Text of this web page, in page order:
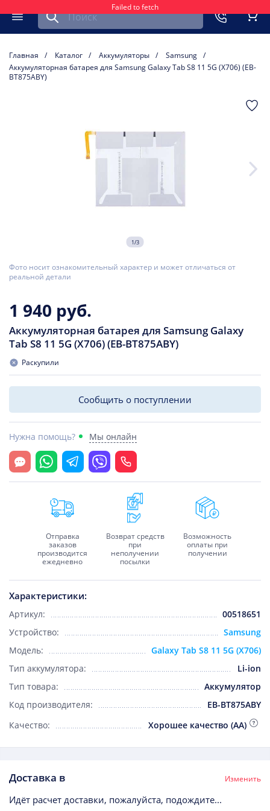
Failed to fetch
Меню
Найти запчасть для мобильного устройства
Главная Каталог Аккумуляторы
Samsung
Аккумуляторная батарея для Samsung Galaxy Tab S8 11 5G (X706) (EB-
BT875ABY)
1/3
Фото носит ознакомительный характер и может отличаться от
реальной детали
Характеристики:
Артикул:
00518651
Устройство:
Samsung
Модель:
Galaxy Tab S8 11 5G (X706)
Тип аккумулятора:
Li-ion
Тип товара:
Аккумулятор
Код производителя:
EB-BT875ABY
Качество:
Хорошее качество (AA)
1 940 руб.
Аккумуляторная батарея для Samsung Galaxy
Tab S8 11 5G (X706) (EB-BT875ABY)
Раскупили
Сообщить о поступлении
Нужна помощь? Мы онлайн
Открыть чат
WhatsappTelegramViber Позвонить
Доставка в Изменить
Идёт расчет доставки, пожалуйста, подождите...
Отправка
заказов
производится
ежедневно
Возврат средств
при
неполучении
посылки
Возможность
оплаты при
получении